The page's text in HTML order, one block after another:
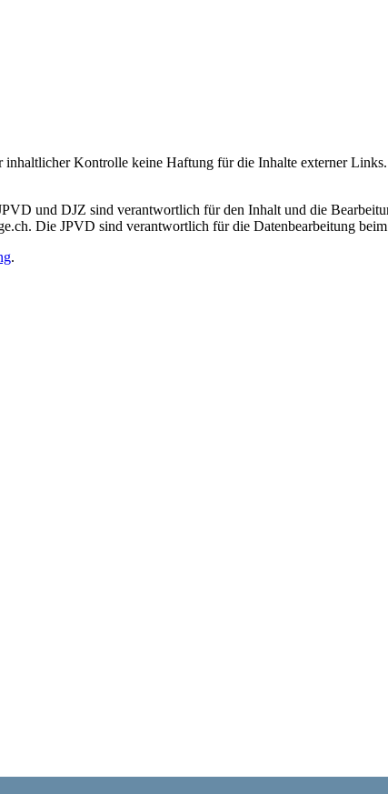
Kontrolle keine Haftung für die Inhalte externer
und DJZ sind verantwortlich für den Inhalt und die
Die JPVD sind verantwortlich für die Datenbearbeitung
.